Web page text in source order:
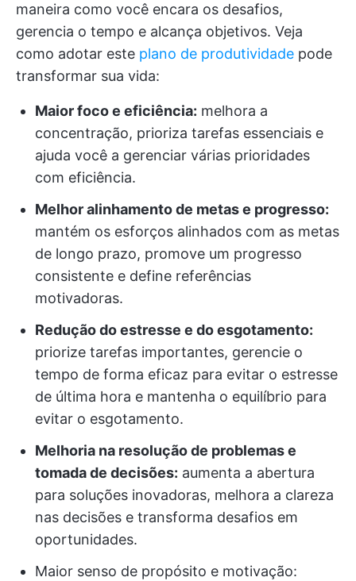
maneira como você encara os desafios,
gerencia o tempo e alcança objetivos. Veja
como adotar este plano de produtividade pode
transformar sua vida:
Maior foco e eficiência: melhora a
concentração, prioriza tarefas essenciais e
ajuda você a gerenciar várias prioridades
com eficiência.
Melhor alinhamento de metas e progresso:
mantém os esforços alinhados com as metas
de longo prazo, promove um progresso
consistente e define referências
motivadoras.
Redução do estresse e do esgotamento:
priorize tarefas importantes, gerencie o
tempo de forma eficaz para evitar o estresse
de última hora e mantenha o equilíbrio para
evitar o esgotamento.
Melhoria na resolução de problemas e
tomada de decisões: aumenta a abertura
para soluções inovadoras, melhora a clareza
nas decisões e transforma desafios em
oportunidades.
Maior senso de propósito e motivação: